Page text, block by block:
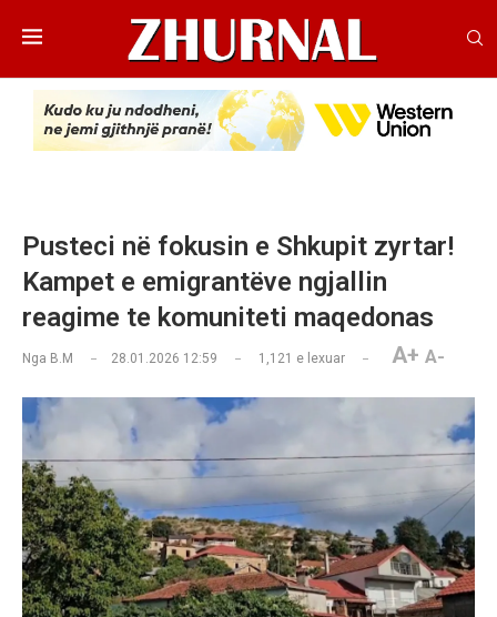
Pusteci në fokusin e Shkupit zyrtar!
Kampet e emigrantëve ngjallin
reagime te komuniteti maqedonas
Nga B.M 28.01.2026 12:59 1,121 e lexuar A+ A-